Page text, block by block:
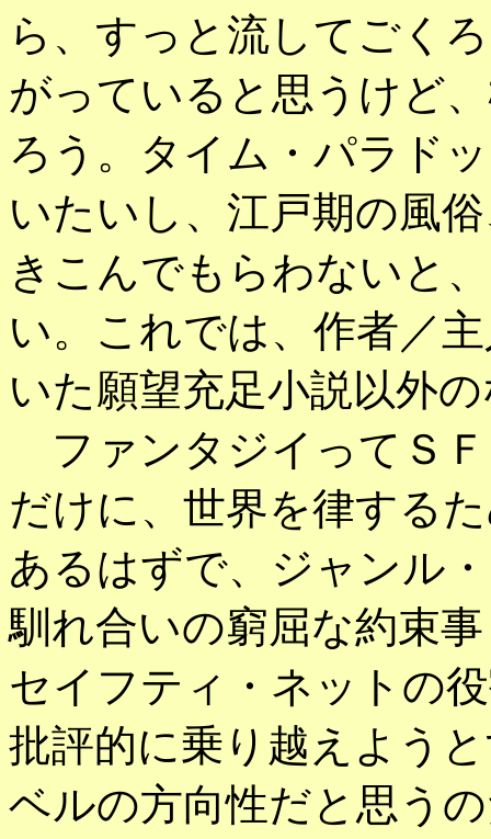
ら、すっと流してごく
がっていると思うけど、
ろう。タイム・パラド
いたいし、江戸期の風
きこんでもらわないと
い。これでは、作者／
いた願望充足小説以外
ファンタジイってＳ
だけに、世界を律する
あるはずで、ジャンル
馴れ合いの窮屈な約束
セイフティ・ネットの
批評的に乗り越えよう
ベルの方向性だと思う